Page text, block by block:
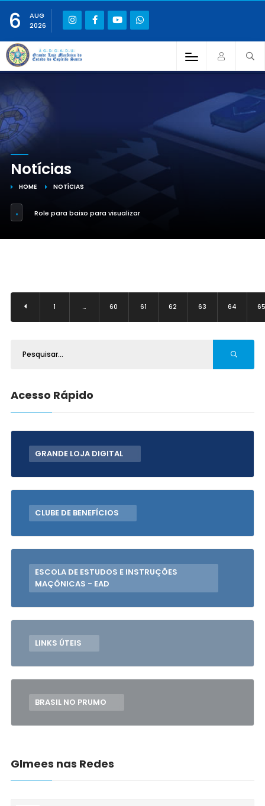
6
AUG
2026
Notícias
HOME NOTÍCIAS
Role para baixo para visualizar
1 … 60 61 62 63 64
Acesso Rápido
GRANDE LOJA DIGITAL
CLUBE DE BENEFÍCIOS
ESCOLA DE ESTUDOS E INSTRUÇÕES
MAÇÔNICAS - EAD
LINKS ÚTEIS
BRASIL NO PRUMO
Glmees nas Redes